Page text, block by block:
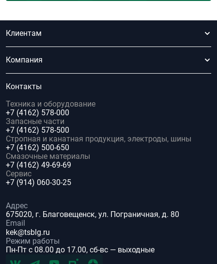
Клиентам
Компания
Контакты
Техника и оборудование
+7 (4162) 578-000
Запасные части
+7 (4162) 578-500
Стропная и канатная продукция, электроды, шины
+7 (4162) 500-650
Смазочные материалы
+7 (4162) 49-69-69
Сервис
+7 (914) 060-30-25
Адрес
675020, г. Благовещенск, ул. Пограничная, д. 80
Email
kek@tsblg.ru
Режим работы
Пн-Пт с 08.00 до 17.00, сб-вс — выходные